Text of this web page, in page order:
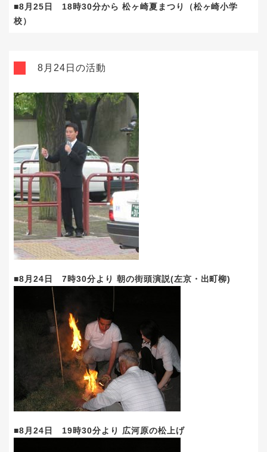
■8月25日 18時30分から 松ヶ崎夏まつり（松ヶ崎小学
校）
8月24日の活動
■8月24日 7時30分より 朝の街頭演説(左京・出町柳)
■8月24日 19時30分より 広河原の松上げ